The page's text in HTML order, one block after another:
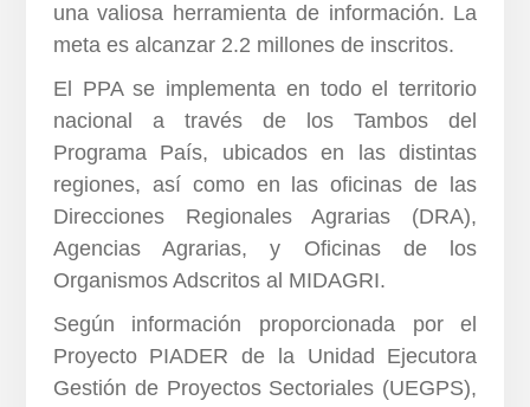
una valiosa herramienta de información. La
meta es alcanzar 2.2 millones de inscritos.
El PPA se implementa en todo el territorio
nacional a través de los Tambos del
Programa País, ubicados en las distintas
regiones, así como en las oficinas de las
Direcciones Regionales Agrarias (DRA),
Agencias Agrarias, y Oficinas de los
Organismos Adscritos al MIDAGRI.
Según información proporcionada por el
Proyecto PIADER de la Unidad Ejecutora
Gestión de Proyectos Sectoriales (UEGPS),